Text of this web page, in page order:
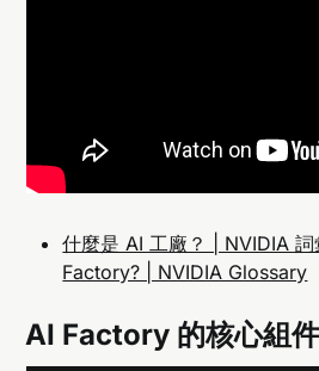
什麼是 AI 工廠？ | NVIDIA
Factory? | NVIDIA Glossary
AI Factory 的核心組